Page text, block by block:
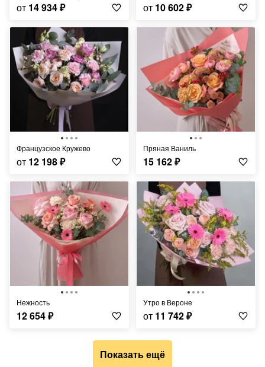
от 14 934₽ от 10 602₽
Французское Кружево
от 12 198₽
Пряная Ваниль
15 162₽
Нежность
12 654₽
Утро в Вероне
от 11 742₽
Показать ещё